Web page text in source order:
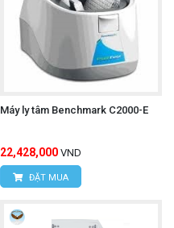
Máy ly tâm Benchmark C2000-E
22,428,000 VND
ĐẶT MUA